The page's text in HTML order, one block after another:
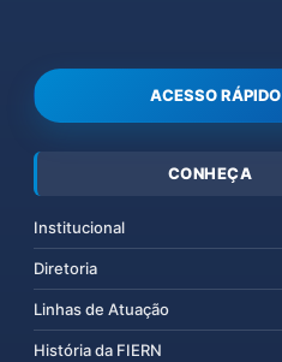
ACESSO RÁPIDO
CONHEÇA
Institucional
Diretoria
Linhas de Atuação
História da FIERN